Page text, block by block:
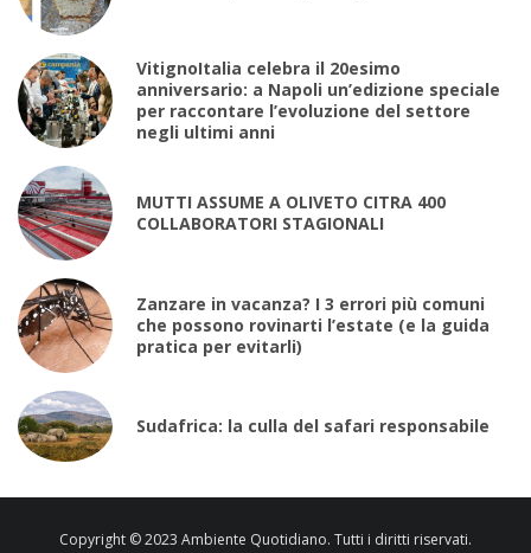
VitignoItalia celebra il 20esimo
anniversario: a Napoli un’edizione speciale
per raccontare l’evoluzione del settore
negli ultimi anni
MUTTI ASSUME A OLIVETO CITRA 400
COLLABORATORI STAGIONALI
Zanzare in vacanza? I 3 errori più comuni
che possono rovinarti l’estate (e la guida
pratica per evitarli)
Sudafrica: la culla del safari responsabile
Copyright © 2023 Ambiente Quotidiano. Tutti i diritti riservati.